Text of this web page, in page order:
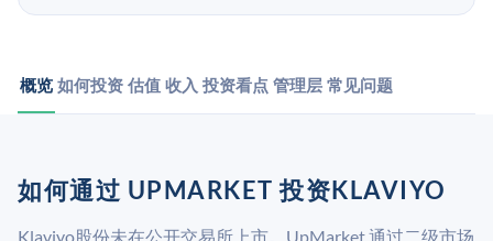
概览 如何投资 估值 收入 投资看点 管理层 常见问题
如何通过 UPMARKET 投资KLAVIYO
Klaviyo股份未在公开交易所上市。UpMarket 通过二级市场